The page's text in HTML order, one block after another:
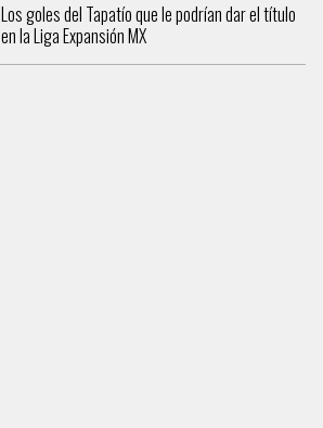
Los goles del Tapatío que le podrían dar el título
en la Liga Expansión MX